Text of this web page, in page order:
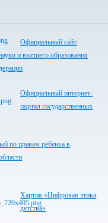
Официальный сайт
и высшего образования
Официальный интернет-
портал государственных
по правам ребенка в
Хартия «Цифровая этика
детства»